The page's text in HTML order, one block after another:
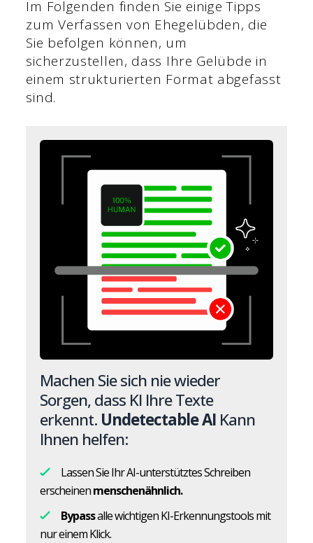
Im Folgenden finden Sie einige Tipps
zum Verfassen von Ehegelübden, die
Sie befolgen können, um
sicherzustellen, dass Ihre Gelübde in
einem strukturierten Format abgefasst
sind.
Machen Sie sich nie wieder
Sorgen, dass KI Ihre Texte
erkennt. Undetectable AI Kann
Ihnen helfen:
Lassen Sie Ihr AI-unterstütztes Schreiben
erscheinenmenschenähnlich.
Bypassalle wichtigen KI-Erkennungstools mit
nur einem Klick.